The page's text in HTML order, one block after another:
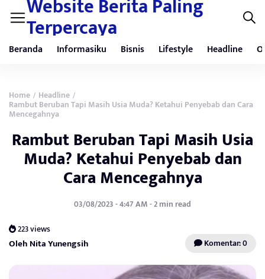
Website Berita Paling
Terpercaya
Beranda Informasiku Bisnis Lifestyle Headline
Home / Headline /
Rambut Beruban Tapi Masih Usia Muda? Ketahui Penyebab dan Cara
Mencegahnya
Rambut Beruban Tapi Masih Usia
Muda? Ketahui Penyebab dan
Cara Mencegahnya
03/08/2023 - 4:47 AM - 2 min read
223 views
Oleh Nita Yunengsih Komentar: 0